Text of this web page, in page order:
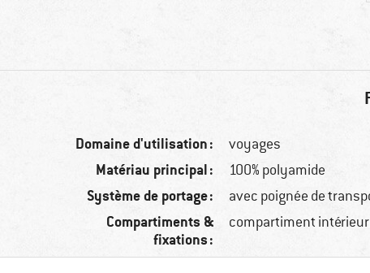
Domaine d'utilisation : voyages
Matériau principal : 100% polyamide
Système de portage : avec poignée de
Compartiments &
fixations :
compartiment